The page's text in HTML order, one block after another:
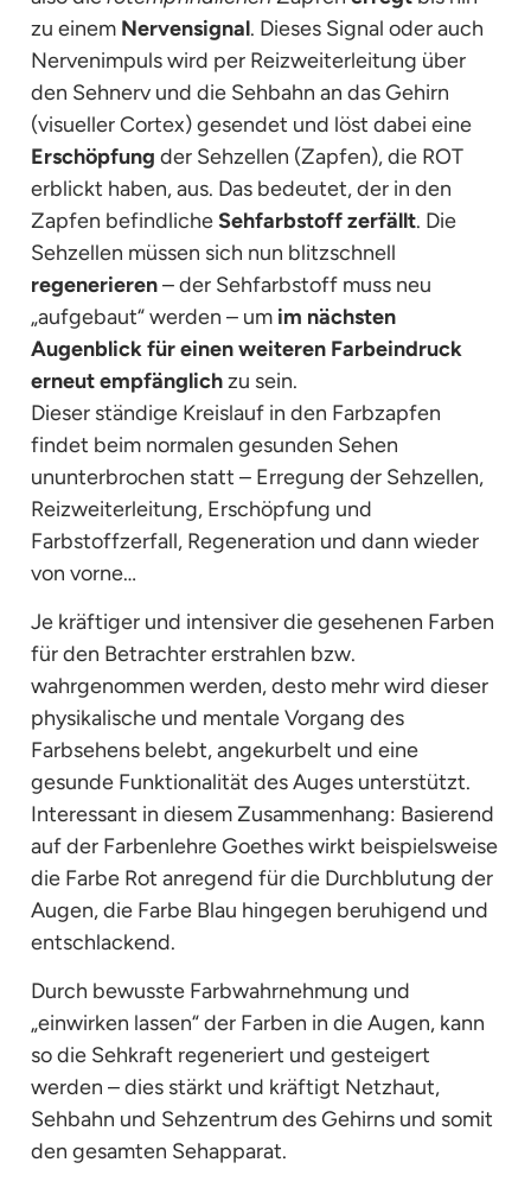
zu einem Nervensignal. Dieses Signal oder auch
Nervenimpuls wird per Reizweiterleitung über
den Sehnerv und die Sehbahn an das Gehirn
(visueller Cortex) gesendet und löst dabei eine
Erschöpfung der Sehzellen (Zapfen), die ROT
erblickt haben, aus. Das bedeutet, der in den
Zapfen befindlicheSehfarbstoff zerfällt. Die
Sehzellen müssen sich nun blitzschnell
regenerieren– der Sehfarbstoff muss neu
„aufgebaut“ werden – um im nächsten
Augenblick für einen weiteren Farbeindruck
erneut empfänglichzu sein.
Dieser ständige Kreislauf in den Farbzapfen
findet beim normalen gesunden Sehen
ununterbrochen statt – Erregung der Sehzellen,
Reizweiterleitung, Erschöpfung und
Farbstoffzerfall, Regeneration und dann wieder
von vorne…
Je kräftiger und intensiver die gesehenen Farben
für den Betrachter erstrahlen bzw.
wahrgenommen werden, desto mehr wird dieser
physikalische und mentale Vorgang des
Farbsehens belebt, angekurbelt und eine
gesunde Funktionalität des Auges unterstützt.
Interessant in diesem Zusammenhang: Basierend
auf der Farbenlehre Goethes wirkt beispielsweise
die Farbe Rot anregend für die Durchblutung der
Augen, die Farbe Blau hingegen beruhigend und
entschlackend.
Durch bewusste Farbwahrnehmung und
„einwirken lassen“ der Farben in die Augen, kann
so die Sehkraft regeneriert und gesteigert
werden – dies stärkt und kräftigt Netzhaut,
Sehbahn und Sehzentrum des Gehirns und somit
den gesamten Sehapparat.